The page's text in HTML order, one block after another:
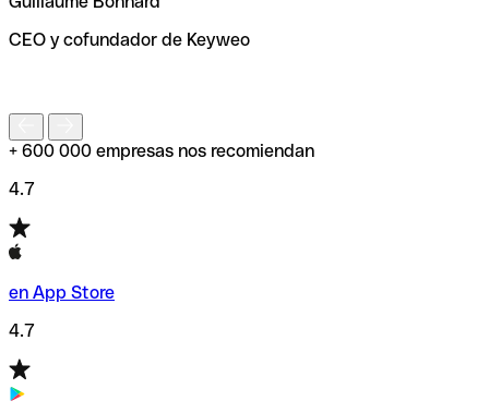
de enviar tu transferencia.
CEO y cofundador de Keyweo
+ 600 000 empresas nos recomiendan
4.7
en App Store
4.7